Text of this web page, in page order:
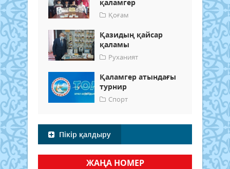
қаламгер
Қоғам
Қазидың қайсар
қаламы
Руханият
Қаламгер атындағы
турнир
Спорт
Пікір қалдыру
ЖАҢА НОМЕР